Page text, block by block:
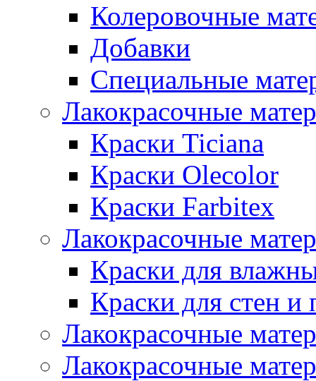
Колеровочные
Добавки
Специальные
Лакокрасочные
Краски Ticiana
Краски Olecolor
Краски Farbitex
Лакокрасочные
Краски для
Краски для стен и
Лакокрасочные
Лакокрасочные